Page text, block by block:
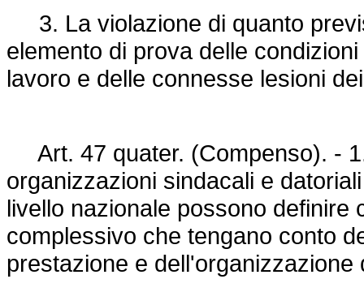
3. La violazione di quanto
elemento di prova delle
lavoro e delle connesse lesioni
Art. 47 quater. (Compenso). -
organizzazioni sindacali e
livello nazionale possono
complessivo che tengano conto
prestazione e dell'organizzazione